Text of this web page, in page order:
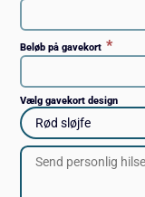
Beløb på gavekort *
Vælg gavekort design